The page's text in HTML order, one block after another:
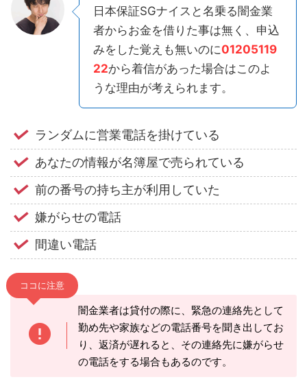
日本保証SGナイスと名乗る闇金業
者からお金を借りた事は無く、申込
みをした覚えも無いのに01205119
22から着信があった場合はこのよ
うな理由が考えられます。
ランダムに営業電話を掛けている
あなたの情報が名簿屋で売られている
前の番号の持ち主が利用していた
嫌がらせの電話
間違い電話
ココに注意
闇金業者は貸付の際に、緊急の連絡先として
勤め先や家族などの電話番号を聞き出してお
り、返済が遅れると、その連絡先に嫌がらせ
の電話をする場合もあるのです。